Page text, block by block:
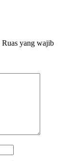
Ruas yang wajib